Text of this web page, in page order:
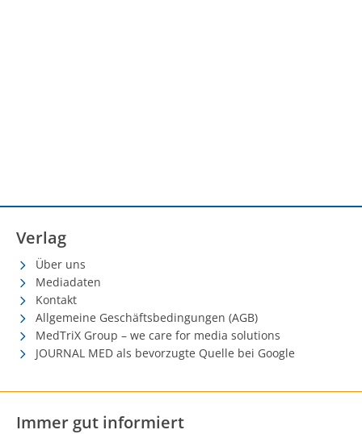
Verlag
Über uns
Mediadaten
Kontakt
Allgemeine Geschäftsbedingungen (AGB)
MedTriX Group – we care for media solutions
JOURNAL MED als bevorzugte Quelle bei Google
Immer gut informiert